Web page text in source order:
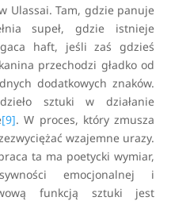
Ulassai. Tam, gdzie panuje
supeł, gdzie istnieje
haft, jeśli zaś gdzieś
przechodzi gładko od
dodatkowych znaków.
sztuki w działanie
[9]. W proces, który zmusza
wzajemne urazy.
ta ma poetycki wymiar,
emocjonalnej i
funkcją sztuki jest